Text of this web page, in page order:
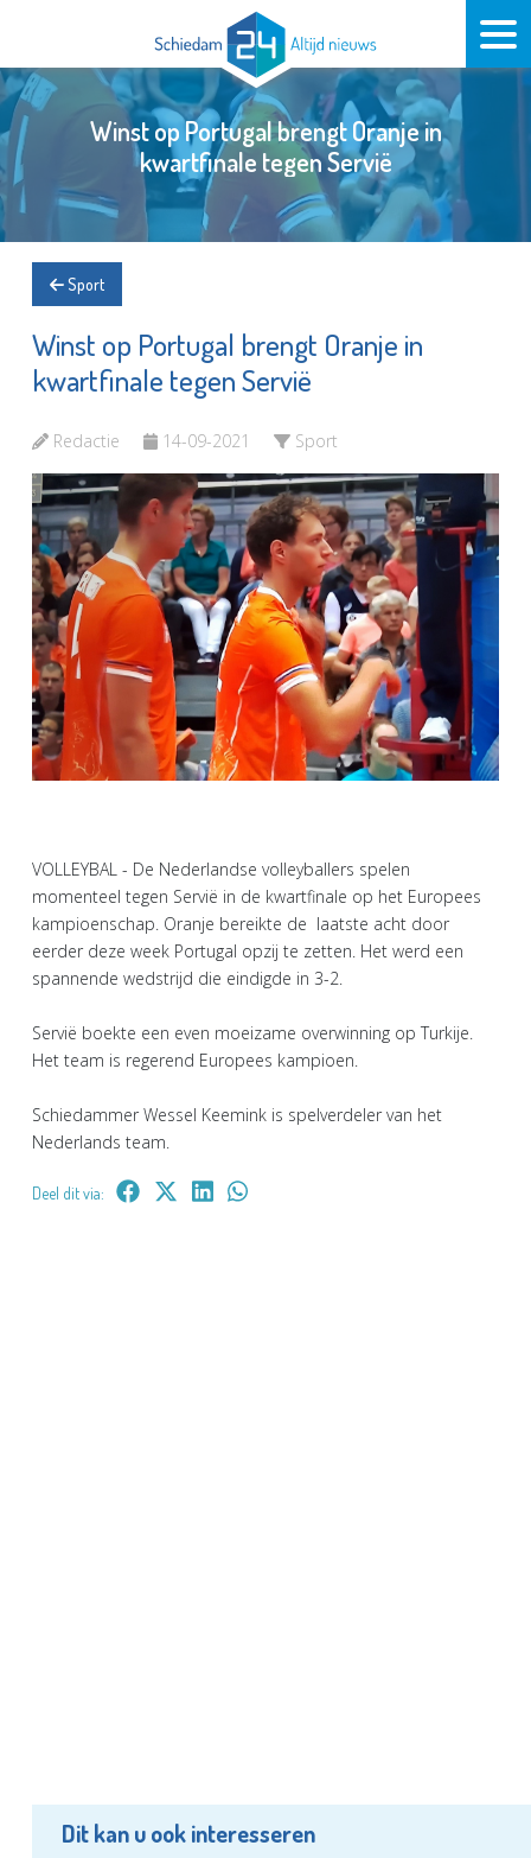
Winst op Portugal brengt Oranje in
kwartfinale tegen Servië
Sport
Winst op Portugal brengt Oranje in
kwartfinale tegen Servië
Redactie 14-09-2021 Sport
VOLLEYBAL - De Nederlandse volleyballers spelen
momenteel tegen Servië in de kwartfinale op het Europees
kampioenschap. Oranje bereikte de laatste acht door
eerder deze week Portugal opzij te zetten. Het werd een
spannende wedstrijd die eindigde in 3-2.
Servië boekte een even moeizame overwinning op Turkije.
Het team is regerend Europees kampioen.
Schiedammer Wessel Keemink is spelverdeler van het
Nederlands team.
Deel dit via:
Dit kan u ook interesseren